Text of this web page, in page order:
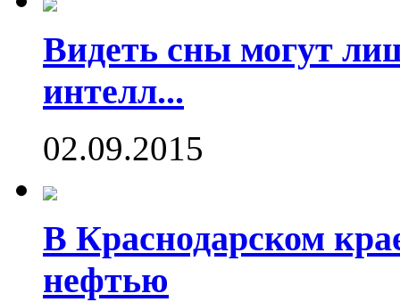
Видеть сны могут
интелл...
02.09.2015
В Краснодарском
нефтью